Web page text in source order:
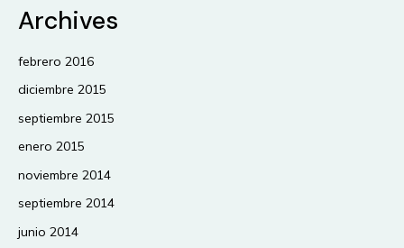
Archives
febrero 2016
diciembre 2015
septiembre 2015
enero 2015
noviembre 2014
septiembre 2014
junio 2014